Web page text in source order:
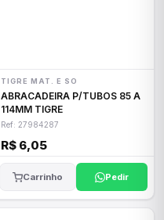
TIGRE MAT. E SO
ABRACADEIRA P/TUBOS 85 A
114MM TIGRE
Ref: 27984287
R$ 6,05
Carrinho Pedir